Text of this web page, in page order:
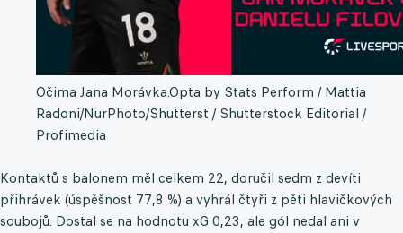
Očima Jana Morávka.Opta by Stats Perform / Mattia
Radoni/NurPhoto/Shutterst / Shutterstock Editorial /
Profimedia
Kontaktů s balonem měl celkem 22, doručil sedm z devíti
přihrávek (úspěšnost 77,8 %) a vyhrál čtyři z pěti hlavičkových
soubojů. Dostal se na hodnotu xG 0,23, ale gól nedal ani v